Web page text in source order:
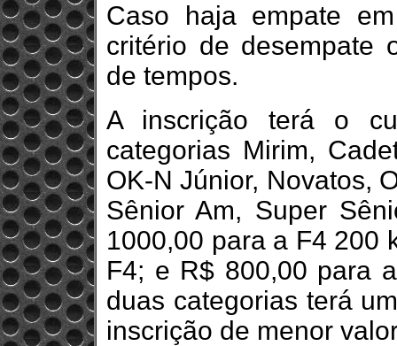
Caso haja empate
critério de desempate
de tempos.
A inscrição terá o
categorias Mirim,
OK-N Júnior, Novatos,
Sênior Am, Super
1000,00 para a F4 200
F4; e R$ 800,00 para
duas categorias terá
inscrição de menor